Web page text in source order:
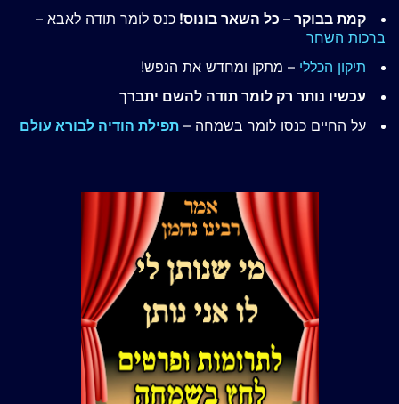
קמת בבוקר – כל השאר בונוס! כנס לומר תודה לאבא –
ברכות השחר
תיקון הכללי – מתקן ומחדש את הנפש!
עכשיו נותר רק לומר תודה להשם יתברך
על החיים כנסו לומר בשמחה – תפילת הודיה לבורא עולם